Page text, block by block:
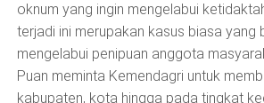
oknum yang ingin mengelabui
terjadi ini merupakan kasus biasa
mengelabui penipuan anggota
Puan meminta Kemendagri untuk
kabupaten, kota hingga pada tingkat